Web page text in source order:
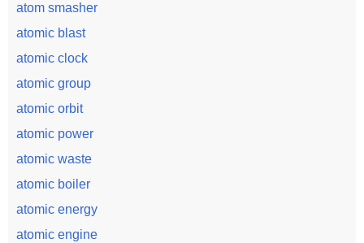
atom smasher
atomic blast
atomic clock
atomic group
atomic orbit
atomic power
atomic waste
atomic boiler
atomic energy
atomic engine